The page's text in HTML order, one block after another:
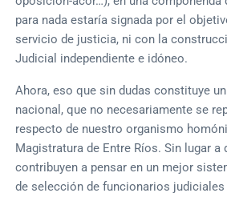
para nada estaría signada por el
servicio de justicia, ni con la
Judicial independiente e idóneo.
Ahora, eso que sin dudas constituye
nacional, que no necesariamente se
respecto de nuestro organismo
Magistratura de Entre Ríos. Sin lugar a
contribuyen a pensar en un mejor
de selección de funcionarios